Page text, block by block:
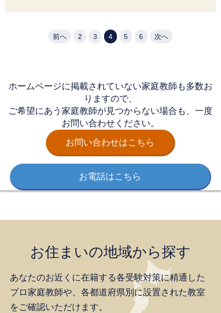
前へ 2 3 4 5 6 次へ
ホームページに掲載されていない家庭教師も多数お
りますので、
ご希望にあう家庭教師が見つからない場合も、一度
お問い合わせください。
お問い合わせはこちら
お電話はこちら
お住まいの地域から探す
あなたのお近くに在籍する各受験対策に精通した
プロ家庭教師や、 各都道府県別に設置された教室
をご確認いただけます。